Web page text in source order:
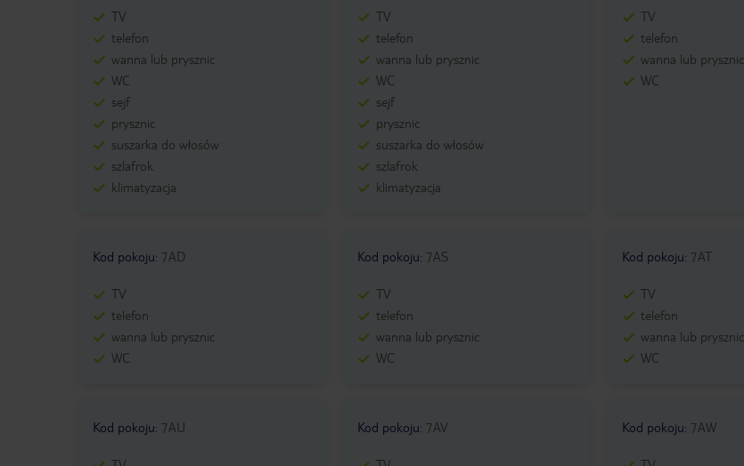
TV
telefon
wanna lub prysznic
WC
sejf
prysznic
suszarka do włosów
szlafrok
klimatyzacja
TV
telefon
wanna lub prysznic
WC
sejf
prysznic
suszarka do włosów
szlafrok
klimatyzacja
TV
telefon
wanna lub prysznic
WC
Kod pokoju: 7AD
TV
telefon
wanna lub prysznic
WC
Kod pokoju: 7AS
TV
telefon
wanna lub prysznic
WC
Kod pokoju: 7AT
TV
telefon
wanna lub prysznic
WC
Kod pokoju: 7AU Kod pokoju: 7AV Kod pokoju: 7AW